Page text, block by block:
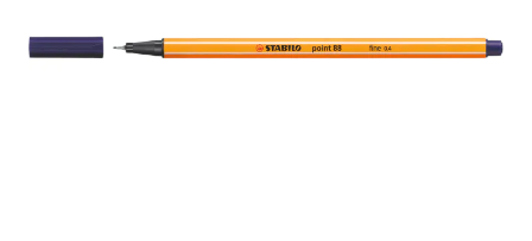
BLU NOTTE